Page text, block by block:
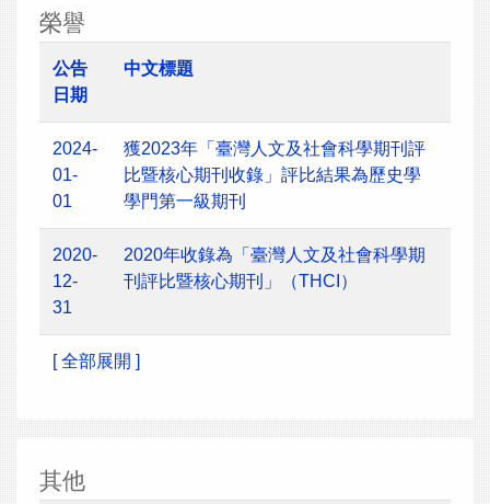
榮譽
公告
日期
中文標題
2024-
01-
01
獲2023年「臺灣人文及社會科學期刊評
比暨核心期刊收錄」評比結果為歷史學
學門第一級期刊
2020-
12-
31
2020年收錄為「臺灣人文及社會科學期
刊評比暨核心期刊」（THCI）
[ 全部展開 ]
其他